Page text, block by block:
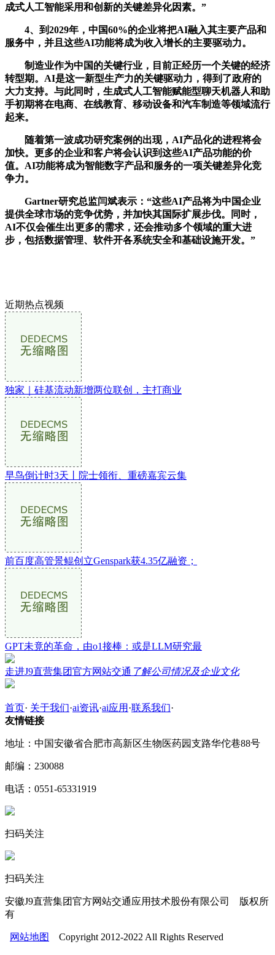
成式人工智能采用和创新的关键差异化因素。”
4、到2029年，中国60%的企业将把AI融入其主要产品和
服务中，并且这些AI功能将成为收入增长的主要驱动力。
制造业作为中国的关键行业，目前正经历一个关键的经济
转型期。AI是这一新型生产力的关键驱动力，得到了政府的
大力支持。与此同时，生成式人工智能赋能型聊天机器人和助
手初期将在电商、在线教育、移动设备和汽车制造等领域流行
起来。
随着第一波成功研究案例的出现，AI产品化的进程将会
加快。更多的企业和客户将会认识到这些AI产品功能的价
值。AI功能将成为智能数字产品和服务的一项关键差异化竞
争力。
Gartner研究总监闫斌表示：“这些AI产品将为中国企业
提供全球市场的竞争优势，并加快其国际扩展步伐。同时，
AI不仅会催生出更多的需求，还会推动多个领域的重大进
步，包括数据管理、软件开各系统安全和基础设施开发。”
近期热点视频
独家｜硅基流动新增两位联创，主打商业
早鸟倒计时3天丨院士领衔、重磅嘉宾云集
前百度高管景鲲创立Genspark获4.35亿融资；
GPT未竟的革命，由o1接棒：或是LLM研究最
走进J9直营集团官方网站交通 了解公司情况及企业文化
首页· 关于我们·ai资讯·ai应用 ·联系我们·
友情链接
地址：中国安徽省合肥市高新区生物医药园支路华佗巷88号
邮编：230088
电话：0551-65331919
扫码关注
扫码关注
安徽J9直营集团官方网站交通应用技术股份有限公司 版权所
有
网站地图 Copyright 2012-2022 All Rights Reserved